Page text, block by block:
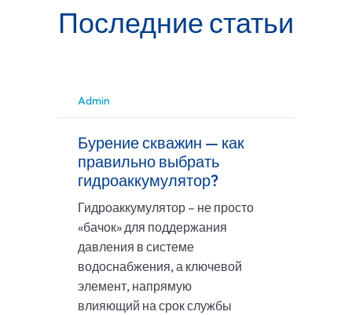
Последние статьи
Admin
Бурение скважин — как
правильно выбрать
гидроаккумулятор?
Гидроаккумулятор – не просто
«бачок» для поддержания
давления в системе
водоснабжения, а ключевой
элемент, напрямую
влияющий на срок службы